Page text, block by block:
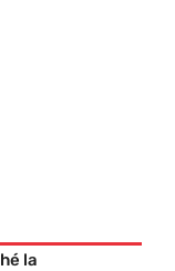
la